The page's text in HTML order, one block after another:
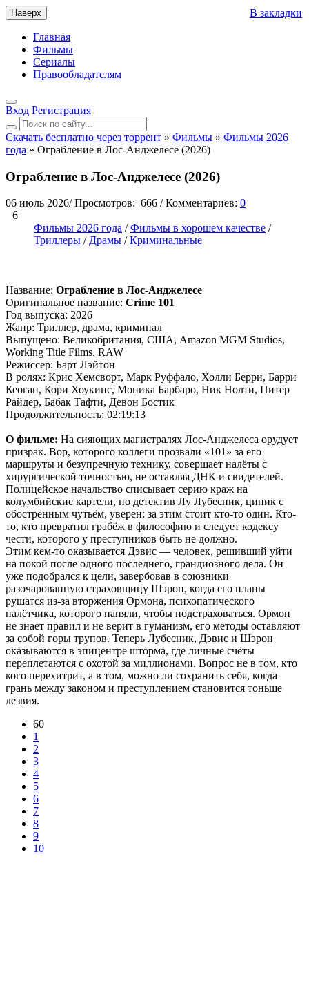
Наверх
Главная
Фильмы
Сериалы
Правообладателям
Вход Регистрация
Скачать бесплатно через торрент » Фильмы » Фильмы 2026
года » Ограбление в Лос-Анджелесе (2026)
Ограбление в Лос-Анджелесе (2026)
В закладки
06 июль 2026/ Просмотров: 666 / Комментариев: 0
6
Фильмы 2026 года /Фильмы в хорошем качестве /
Триллеры /Драмы /Криминальные
Название: Ограбление в Лос-Анджелесе
Оригинальное название: Crime 101
Год выпуска: 2026
Жанр: Триллер, драма, криминал
Выпущено: Великобритания, США, Amazon MGM Studios,
Working Title Films, RAW
Режиссер: Барт Лэйтон
В ролях: Крис Хемсворт, Марк Руффало, Холли Берри, Барри
Кеоган, Кори Хоукинс, Моника Барбаро, Ник Нолти, Питер
Райдер, Бабак Тафти, Девон Бостик
Продолжительность: 02:19:13
О фильме: На сияющих магистралях Лос-Анджелеса орудует
призрак. Вор, которого коллеги прозвали «101» за его
маршруты и безупречную технику, совершает налёты с
хирургической точностью, не оставляя ДНК и свидетелей.
Полицейское начальство списывает серию краж на
колумбийские картели, но детектив Лу Лубесник, циник с
обострённым чутьём, уверен: за этим стоит кто-то один. Кто-
то, кто превратил грабёж в философию и следует кодексу
чести, которого у преступников быть не должно.
Этим кем-то оказывается Дэвис — человек, решивший уйти
на покой после одного последнего, грандиозного дела. Он
уже подобрался к цели, завербовав в союзники
разочарованную страховщицу Шэрон, когда его планы
рушатся из-за вторжения Ормона, психопатического
налётчика, которого наняли, чтобы подстраховаться. Ормон
не знает правил и не верит в гуманизм, его методы оставляют
за собой горы трупов. Теперь Лубесник, Дэвис и Шэрон
оказываются в эпицентре шторма, где личные счёты
переплетаются с охотой за миллионами. Вопрос не в том, кто
кого перехитрит, а в том, можно ли сохранить себя, когда
грань между законом и преступлением становится тоньше
лезвия.
60
1
2
3
4
5
6
7
8
9
10